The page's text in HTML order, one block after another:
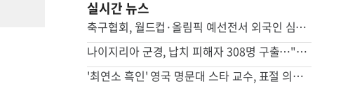
실시간 뉴스
축구협회, 월드컵·올림픽 예선전서 외국인 심판에 수차례 성접대
나이지리아 군경, 납치 피해자 308명 구출…"역대 하루 최대"
'최연소 흑인' 영국 명문대 스타 교수, 표절 의혹에 사임